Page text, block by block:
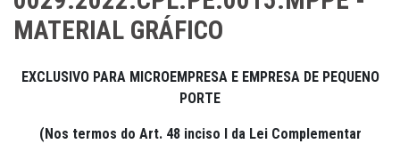
MATERIAL GRÁFICO
EXCLUSIVO PARA MICROEMPRESA E EMPRESA DE PEQUENO
PORTE
(Nos termos do Art. 48 inciso I da Lei Complementar